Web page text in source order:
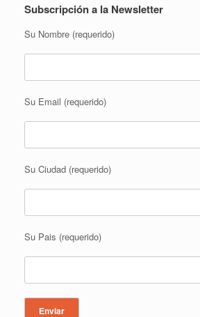
Subscripción a la Newsletter
Su Nombre (requerido)
Su Email (requerido)
Su Ciudad (requerido)
Su Pais (requerido)